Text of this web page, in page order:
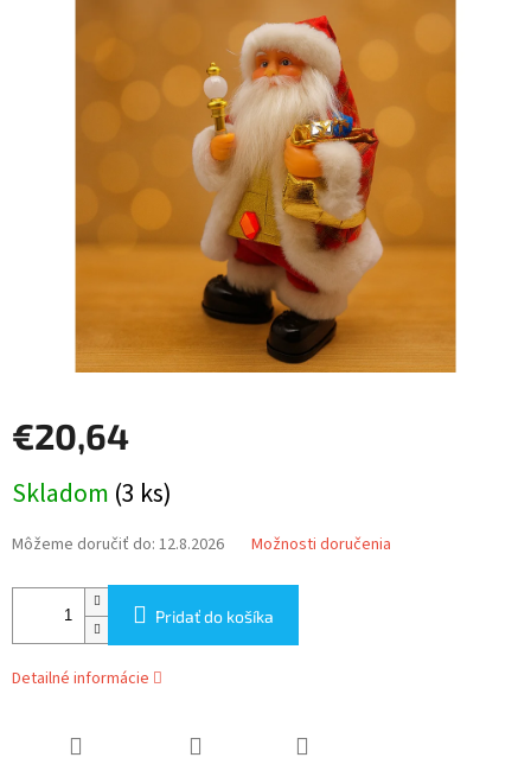
€20,64
cena:
Skladom (3 ks)
Môžeme doručiť do: 12.8.2026 Možnosti doručenia
Pridať do košíka
Detailné informácie